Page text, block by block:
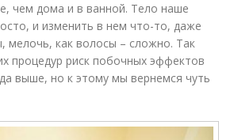
чем дома и в ванной. Тело наше
и изменить в нем что-то, даже
мелочь, как волосы – сложно. Так
процедур риск побочных эффектов
выше, но к этому мы вернемся чуть